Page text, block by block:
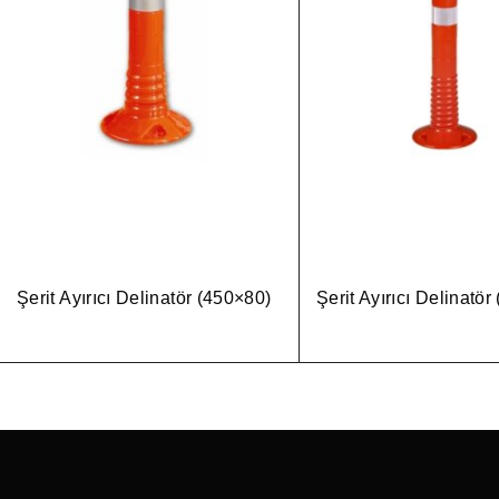
Şerit Ayırıcı Delinatör (450×80) Şerit Ayırıcı